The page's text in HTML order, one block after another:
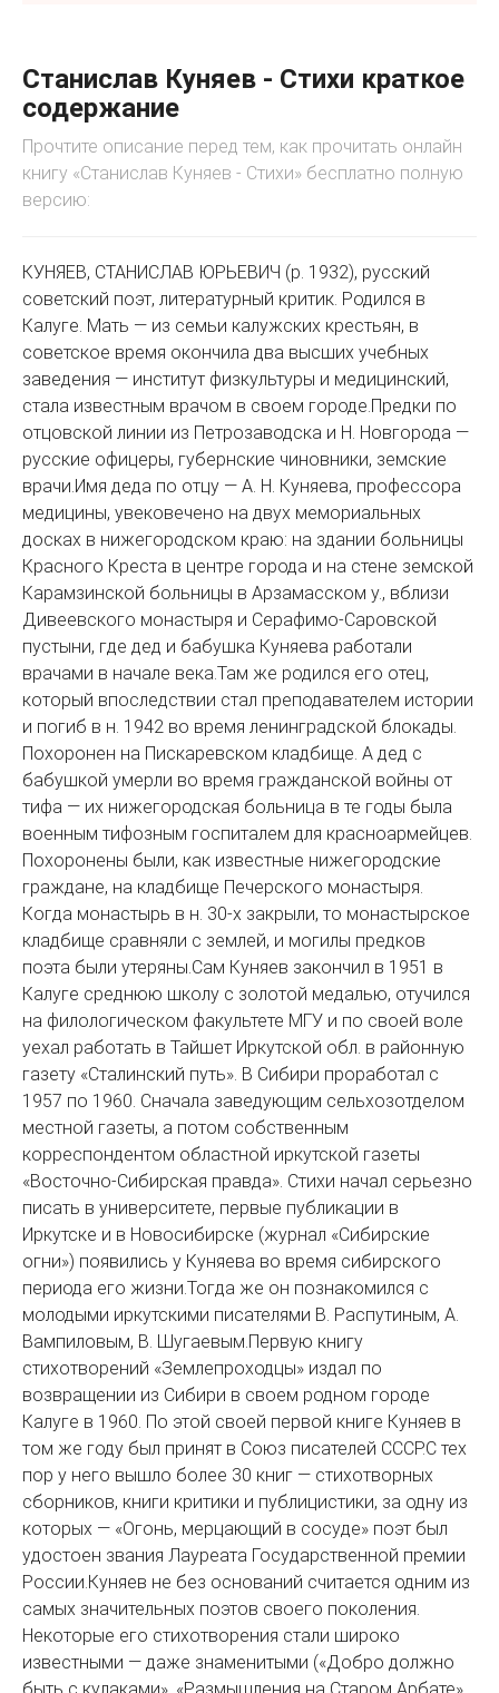
Станислав Куняев - Стихи краткое
содержание
Прочтите описание перед тем, как прочитать онлайн
книгу «Станислав Куняев - Стихи» бесплатно полную
версию:
КУНЯЕВ, СТАНИСЛАВ ЮРЬЕВИЧ (р. 1932), русский
советский поэт, литературный критик. Родился в
Калуге. Мать — из семьи калужских крестьян, в
советское время окончила два высших учебных
заведения — институт физкультуры и медицинский,
стала известным врачом в своем городе.Предки по
отцовской линии из Петрозаводска и Н. Новгорода —
русские офицеры, губернские чиновники, земские
врачи.Имя деда по отцу — А. Н. Куняева, профессора
медицины, увековечено на двух мемориальных
досках в нижегородском краю: на здании больницы
Красного Креста в центре города и на стене земской
Карамзинской больницы в Арзамасском у., вблизи
Дивеевского монастыря и Серафимо-Саровской
пустыни, где дед и бабушка Куняева работали
врачами в начале века.Там же родился его отец,
который впоследствии стал преподавателем истории
и погиб в н. 1942 во время ленинградской блокады.
Похоронен на Пискаревском кладбище. А дед с
бабушкой умерли во время гражданской войны от
тифа — их нижегородская больница в те годы была
военным тифозным госпиталем для красноармейцев.
Похоронены были, как известные нижегородские
граждане, на кладбище Печерского монастыря.
Когда монастырь в н. 30-х закрыли, то монастырское
кладбище сравняли с землей, и могилы предков
поэта были утеряны.Сам Куняев закончил в 1951 в
Калуге среднюю школу с золотой медалью, отучился
на филологическом факультете МГУ и по своей воле
уехал работать в Тайшет Иркутской обл. в районную
газету «Сталинский путь». В Сибири проработал с
1957 по 1960. Сначала заведующим сельхозотделом
местной газеты, а потом собственным
корреспондентом областной иркутской газеты
«Восточно-Сибирская правда». Стихи начал серьезно
писать в университете, первые публикации в
Иркутске и в Новосибирске (журнал «Сибирские
огни») появились у Куняева во время сибирского
периода его жизни.Тогда же он познакомился с
молодыми иркутскими писателями В. Распутиным, А.
Вампиловым, В. Шугаевым.Первую книгу
стихотворений «Землепроходцы» издал по
возвращении из Сибири в своем родном городе
Калуге в 1960. По этой своей первой книге Куняев в
том же году был принят в Союз писателей СССР.С тех
пор у него вышло более 30 книг — стихотворных
сборников, книги критики и публицистики, за одну из
которых — «Огонь, мерцающий в сосуде» поэт был
удостоен звания Лауреата Государственной премии
России.Куняев не без оснований считается одним из
самых значительных поэтов своего поколения.
Некоторые его стихотворения стали широко
известными — даже знаменитыми («Добро должно